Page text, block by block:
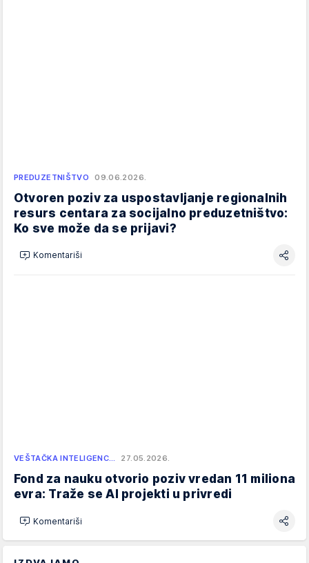
PREDUZETNIŠTVO 09.06.2026.
Otvoren poziv za uspostavljanje regionalnih
resurs centara za socijalno preduzetništvo:
Ko sve može da se prijavi?
Komentariši
VEŠTAČKA INTELIGENC… 27.05.2026.
Fond za nauku otvorio poziv vredan 11 miliona
evra: Traže se AI projekti u privredi
Komentariši